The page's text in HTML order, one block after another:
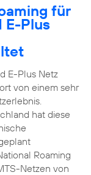
für
E-Plus
E-Plus Netz
von einem sehr
hat diese
Roaming
Netzen von